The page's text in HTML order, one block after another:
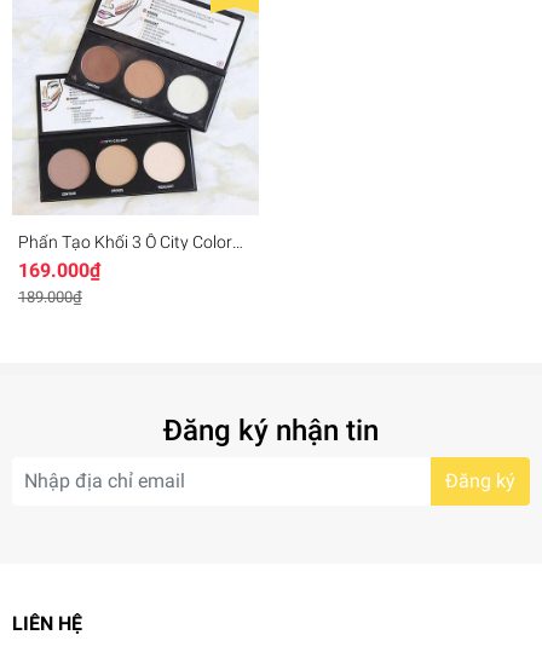
Phấn Tạo Khối 3 Ô City Color
Contour Effects Palette
169.000₫
189.000₫
Đăng ký nhận tin
Đăng ký
LIÊN HỆ